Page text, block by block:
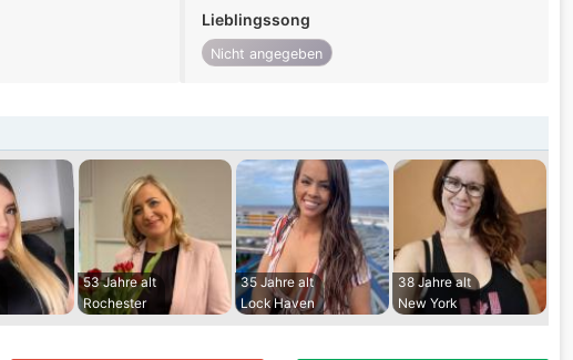
Lieblingssong
Nicht angegeben
53 Jahre alt
Rochester
35 Jahre alt
Lock Haven
38 Jahre alt
New York